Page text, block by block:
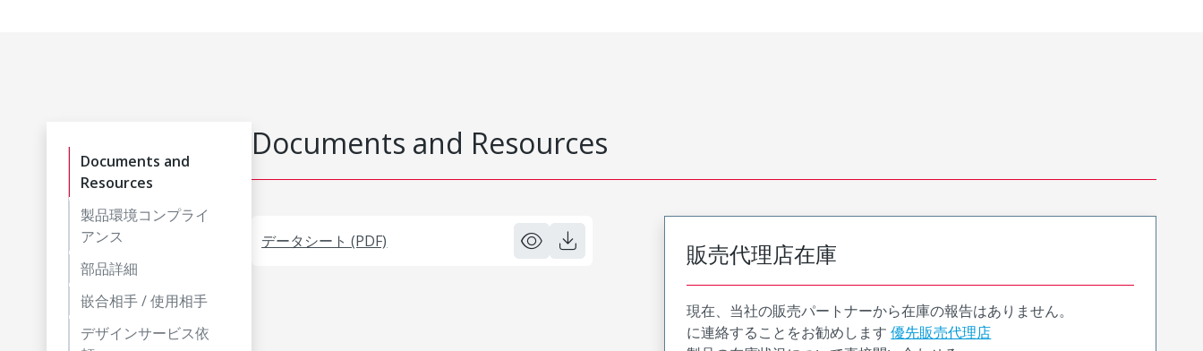
Documents and
Resources
製品環境コンプライ
アンス
部品詳細
嵌合相手 / 使用相手
デザインサービス依
Documents and Resources
データシート (PDF) 販売代理店在庫
現在、当社の販売パートナーから在庫の報告はありません。
に連絡することをお勧めします 優先販売代理店